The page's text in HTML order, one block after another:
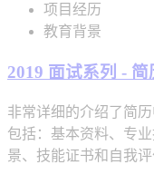
项目经历
教育背景
2019 面试系列 - 简
非常详细的介绍了简
包括：基本资料、专
景、技能证书和自我评